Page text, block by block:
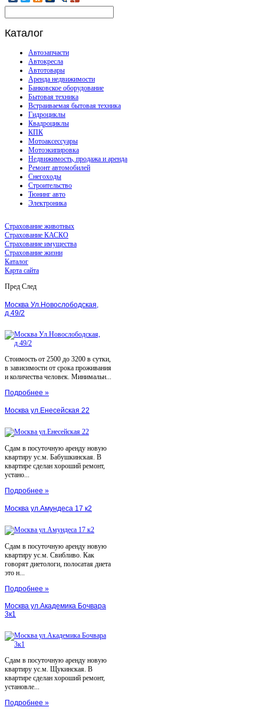
Каталог
Автозапчасти
Автокресла
Автотовары
Аренда недвижимости
Банковское оборудование
Бытовая техника
Встраиваемая бытовая техника
Гидроциклы
Квадроциклы
КПК
Мотоаксессуары
Мотоэкипировка
Недвижимость, продажа и аренда
Ремонт автомобилей
Снегоходы
Строительство
Тюнинг авто
Электроника
Страхование животных
Страхование КАСКО
Страхование имущества
Страхование жизни
Каталог
Карта сайта
Пред След
Москва Ул.Новослободская,
д.49/2
Стоимость от 2500 до 3200 в сутки,
в зависимости от срока проживания
и количества человек. Минимальн...
Подробнее »
Москва ул.Енесейская 22
Сдам в посуточную аренду новую
квартиру ус.м. Бабушкинская. В
квартире сделан хороший ремонт,
устано...
Подробнее »
Москва ул.Амундеса 17 к2
Сдам в посуточную аренду новую
квартиру ус.м. Свибливо. Как
говорят диетологи, полосатая диета
это н...
Подробнее »
Москва ул.Академика Бочвара
3к1
Сдам в посуточную аренду новую
квартиру ус.м. Щукинская. В
квартире сделан хороший ремонт,
установле...
Подробнее »